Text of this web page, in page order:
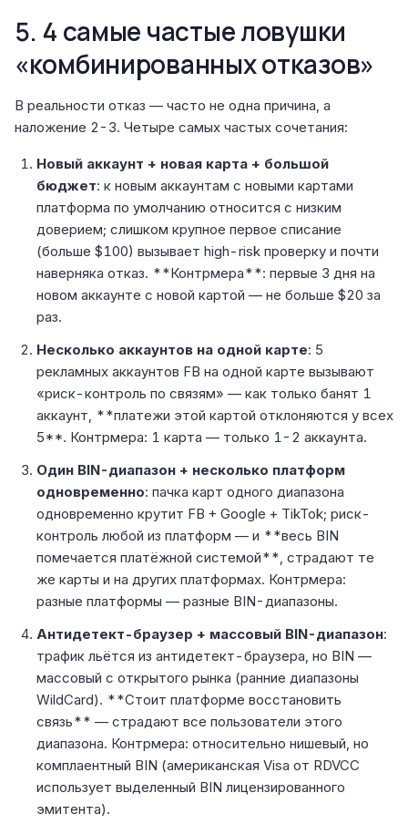
5. 4 самые частые ловушки
«комбинированных отказов»
В реальности отказ — часто не одна причина, а
наложение 2-3. Четыре самых частых сочетания:
Новый аккаунт + новая карта + большой
бюджет: к новым аккаунтам с новыми картами
платформа по умолчанию относится с низким
доверием; слишком крупное первое списание
(больше $100) вызывает high-risk проверку и почти
наверняка отказ. **Контрмера**: первые 3 дня на
новом аккаунте с новой картой — не больше $20 за
раз.
Несколько аккаунтов на одной карте: 5
рекламных аккаунтов FB на одной карте вызывают
«риск-контроль по связям» — как только банят 1
аккаунт, **платежи этой картой отклоняются у всех
5**. Контрмера: 1 карта — только 1-2 аккаунта.
Один BIN-диапазон + несколько платформ
одновременно: пачка карт одного диапазона
одновременно крутит FB + Google + TikTok; риск-
контроль любой из платформ — и **весь BIN
помечается платёжной системой**, страдают те
же карты и на других платформах. Контрмера:
разные платформы — разные BIN-диапазоны.
Антидетект-браузер + массовый BIN-диапазон:
трафик льётся из антидетект-браузера, но BIN —
массовый с открытого рынка (ранние диапазоны
WildCard). **Стоит платформе восстановить
связь** — страдают все пользователи этого
диапазона. Контрмера: относительно нишевый, но
комплаентный BIN (американская Visa от RDVCC
использует выделенный BIN лицензированного
эмитента).